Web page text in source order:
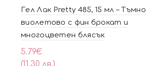
Гел Лак Pretty 485, 15 мл – Тъмно
виолетово с фин брокат и
многоцветен блясък
5.79€
(11.30 лв.)